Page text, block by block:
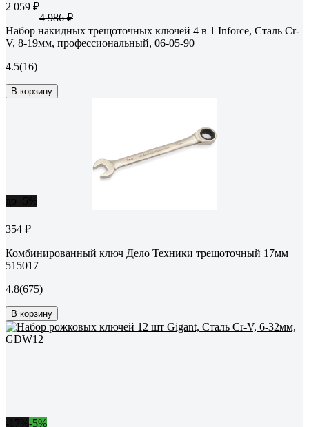
2 059 ₽
4 986 ₽
Набор накидных трещоточных ключей 4 в 1 Inforce, Сталь Cr-
V, 8-19мм, профессиональный, 06-05-90
4.5(16)
В корзину
354 ₽
Комбинированный ключ Дело Техники трещоточный 17мм
515017
4.8(675)
В корзину
-5%